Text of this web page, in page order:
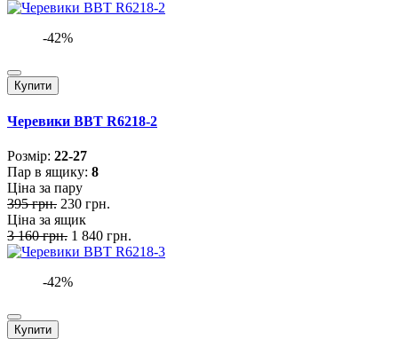
-42%
Купити
Черевики BBT R6218-2
Розмiр: 22-27
Пар в ящику: 8
Ціна за пару
395 грн. 230 грн.
Ціна за ящик
3 160 грн. 1 840 грн.
-42%
Купити